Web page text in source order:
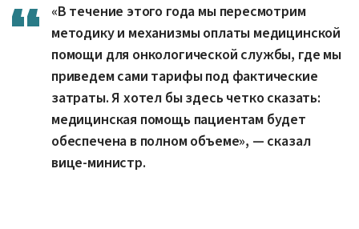
«В течение этого года мы пересмотрим
методику и механизмы оплаты медицинской
помощи для онкологической службы, где мы
приведем сами тарифы под фактические
затраты. Я хотел бы здесь четко сказать:
медицинская помощь пациентам будет
обеспечена в полном объеме», — сказал
вице-министр.